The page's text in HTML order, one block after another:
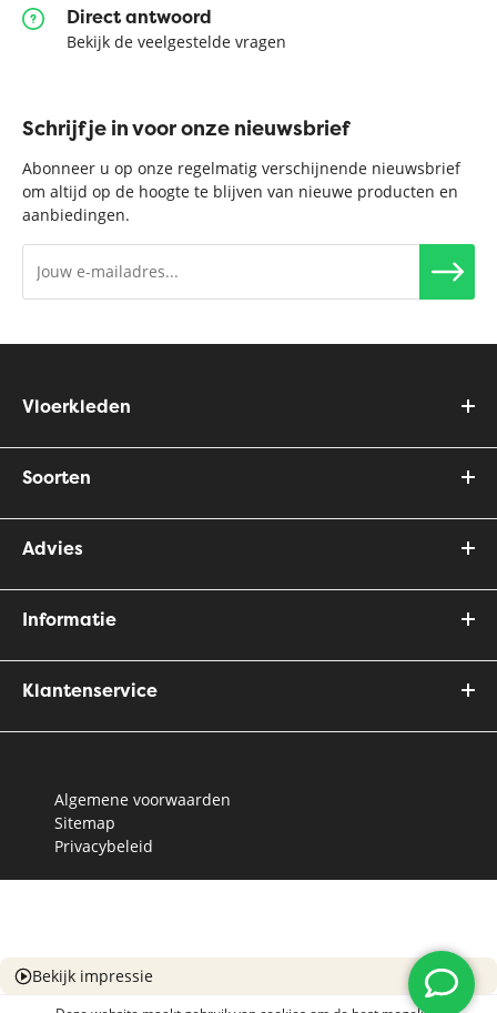
Direct antwoord
Bekijk de veelgestelde vragen
Schrijf je in voor onze nieuwsbrief
Abonneer u op onze regelmatig verschijnende nieuwsbrief
om altijd op de hoogte te blijven van nieuwe producten en
aanbiedingen.
Vloerkleden
Soorten
Advies
Informatie
Klantenservice
Algemene voorwaarden
Sitemap
Privacybeleid
Bekijk impressie